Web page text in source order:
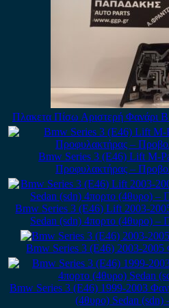
Πλακετα Πίσω Αριστερή Φανάρι
Bmw Series 3 (E46) Lift M-
Προφυλακτήρας –
Bmw Series 3 (E46) Lift 2003-
Sedan (sdn) 4πορτο (4θυρο) –
Bmw Series 3 (E46) 2003-2005
Bmw Series 3 (E46) 1999-2003
(4θυρο) Sedan